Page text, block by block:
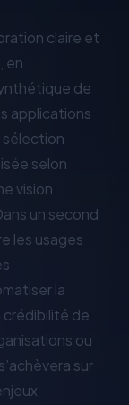
claire et
en
de
applications
selon
vision
un second
les usages
la
de
ou
sur